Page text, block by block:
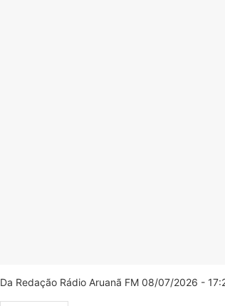
Da Redação Rádio Aruanã FM 08/07/2026 -